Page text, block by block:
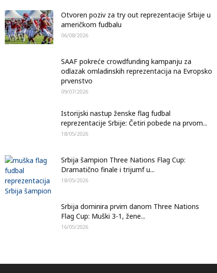
Otvoren poziv za try out reprezentacije Srbije u
američkom fudbalu
06/08/2026
SAAF pokreće crowdfunding kampanju za
odlazak omladinskih reprezentacija na Evropsko
prvenstvo
09/07/2026
Istorijski nastup ženske flag fudbal
reprezentacije Srbije: Četiri pobede na prvom...
18/05/2026
Srbija šampion Three Nations Flag Cup:
Dramatično finale i trijumf u...
18/05/2026
Srbija dominira prvim danom Three Nations
Flag Cup: Muški 3-1, žene...
16/05/2026